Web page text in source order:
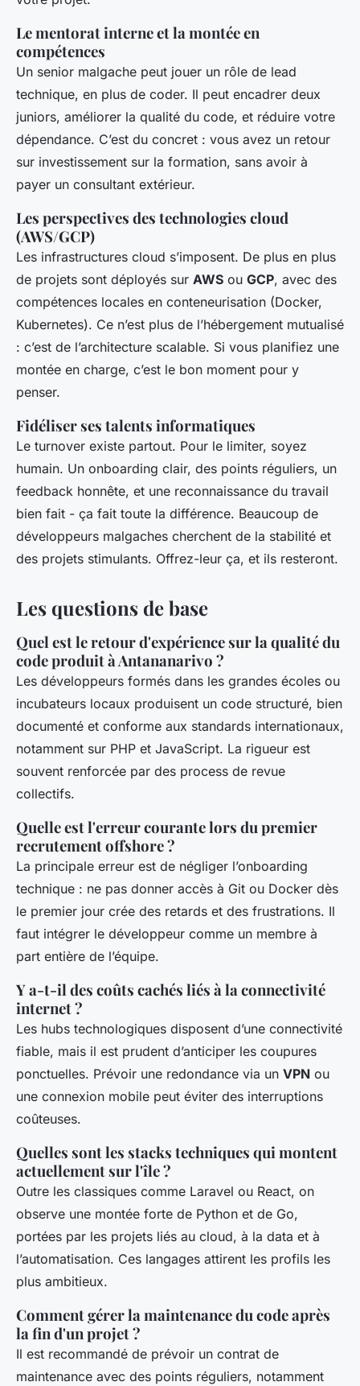
Le mentorat interne et la montée en
compétences
Un senior malgache peut jouer un rôle de lead
technique, en plus de coder. Il peut encadrer deux
juniors, améliorer la qualité du code, et réduire votre
dépendance. C’est du concret : vous avez un retour
sur investissement sur la formation, sans avoir à
payer un consultant extérieur.
Les perspectives des technologies cloud
(AWS/GCP)
Les infrastructures cloud s’imposent. De plus en plus
de projets sont déployés sur AWS ou GCP, avec des
compétences locales en conteneurisation (Docker,
Kubernetes). Ce n’est plus de l’hébergement mutualisé
: c’est de l’architecture scalable. Si vous planifiez une
montée en charge, c’est le bon moment pour y
penser.
Fidéliser ses talents informatiques
Le turnover existe partout. Pour le limiter, soyez
humain. Un onboarding clair, des points réguliers, un
feedback honnête, et une reconnaissance du travail
bien fait - ça fait toute la différence. Beaucoup de
développeurs malgaches cherchent de la stabilité et
des projets stimulants. Offrez-leur ça, et ils resteront.
Les questions de base
Quel est le retour d'expérience sur la qualité du
code produit à Antananarivo ?
Les développeurs formés dans les grandes écoles ou
incubateurs locaux produisent un code structuré, bien
documenté et conforme aux standards internationaux,
notamment sur PHP et JavaScript. La rigueur est
souvent renforcée par des process de revue
collectifs.
Quelle est l'erreur courante lors du premier
recrutement offshore ?
La principale erreur est de négliger l’onboarding
technique : ne pas donner accès à Git ou Docker dès
le premier jour crée des retards et des frustrations. Il
faut intégrer le développeur comme un membre à
part entière de l’équipe.
Y a-t-il des coûts cachés liés à la connectivité
internet ?
Les hubs technologiques disposent d’une connectivité
fiable, mais il est prudent d’anticiper les coupures
ponctuelles. Prévoir une redondance via un VPN ou
une connexion mobile peut éviter des interruptions
coûteuses.
Quelles sont les stacks techniques qui montent
actuellement sur l'île ?
Outre les classiques comme Laravel ou React, on
observe une montée forte de Python et de Go,
portées par les projets liés au cloud, à la data et à
l’automatisation. Ces langages attirent les profils les
plus ambitieux.
Comment gérer la maintenance du code après
la fin d'un projet ?
Il est recommandé de prévoir un contrat de
maintenance avec des points réguliers, notamment